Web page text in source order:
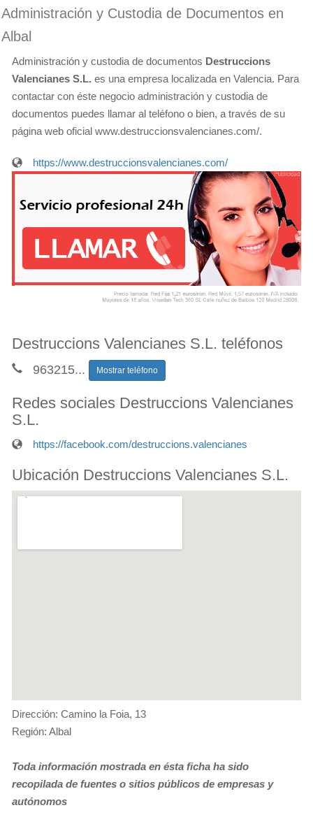
Administración y Custodia de Documentos en
Albal
Administración y custodia de documentos Destruccions
Valencianes S.L. es una empresa localizada en Valencia. Para
contactar con éste negocio administración y custodia de
documentos puedes llamar al teléfono o bien, a través de su
página web oficial www.destruccionsvalencianes.com/.
https://www.destruccionsvalencianes.com/
Destruccions Valencianes S.L. teléfonos
963215... Mostrar teléfono
Redes sociales Destruccions Valencianes
S.L.
https://facebook.com/destruccions.valencianes
Ubicación Destruccions Valencianes S.L.
Dirección: Camino la Foia, 13
Región: Albal
Toda información mostrada en ésta ficha ha sido
recopilada de fuentes o sitios públicos de empresas y
autónomos